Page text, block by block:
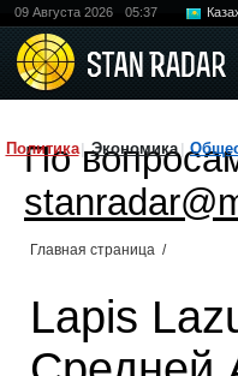
09 Августа 2026 05:37
Политика Экономика
По
Главная страница /
Lapis